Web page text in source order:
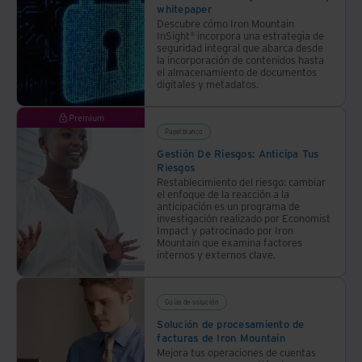
segmentos de la sociedad que salieron perdiendo ha
frenado la tendencia más recientemente. La tasa
acelerada de innovación en tecnología digital ha dado
lugar a nuevos productos y servicios, creando nuevos
gigantes comerciales que dominan el entretenimiento,
el comercio minorista y los servicios comerciales y
que afectan fundamentalmente a prácticamente todas
las personas y organizaciones a nivel mundial. El
cambio climático, una preocupación marginal hace
solo unas décadas, ha pasado a la vanguardia de la
preocupación pública, impulsando el impulso para des
carbonizar nuestras economías mientras aumentan las
pérdidas comerciales por eventos climáticos extremos.
Al cuantificar el impacto, Swiss Re, una compañía de
seguros global, informa un aumento del 20 % en las
pérdidas por clima extremo entre 2020 y 2021, a
hacerlo
whitepaper
Descubre cómo Iron Mountain
InSight® incorpora una estrategia de
seguridad integral que abarca desde
la incorporación de contenidos hasta
el almacenamiento de documentos
digitales y metadatos.
Premium
Papel blanco
Gestión De Riesgos: Anticipa Tus
Riesgos
Restablecimiento del riesgo: cambiar
el enfoque de la reacción a la
anticipación es un programa de
investigación realizado por Economist
Impact y patrocinado por Iron
Mountain que examina factores
internos y externos clave.
Guías de solución
Solución de procesamiento de
facturas de Iron Mountain
Mejora tus operaciones de cuentas